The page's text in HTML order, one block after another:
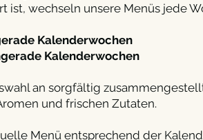
ist, wechseln unsere Menüs jede
Kalenderwochen
Kalenderwochen
an sorgfältig
und frischen Zutaten.
Menü entsprechend der